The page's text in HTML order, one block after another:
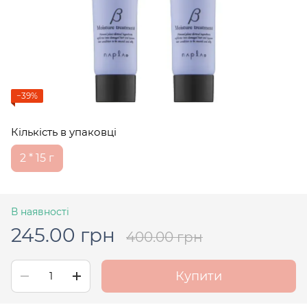
−39%
Кількість в упаковці
2 * 15 г
В наявності
245.00 грн 400.00 грн
Купити